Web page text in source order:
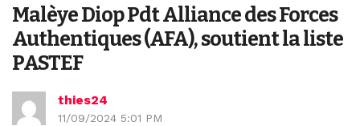
Malèye Diop Pdt Alliance des Forces
Authentiques (AFA), soutient la liste
PASTEF
thies24
11/09/2024 5:01 PM